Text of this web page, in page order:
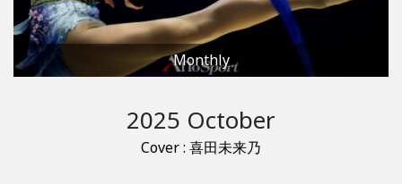
Monthly
2025 October
Cover : 喜田未来乃